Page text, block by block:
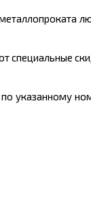
специальные
указанному